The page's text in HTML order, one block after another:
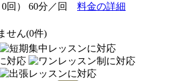
0回） 60分／回 料金の詳細
せん(0件)